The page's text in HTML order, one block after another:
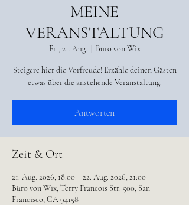
MEINE
VERANSTALTUNG
Fr., 21. Aug. Büro von Wix
Steigere hier die Vorfreude! Erzähle deinen Gästen
etwas über die anstehende Veranstaltung.
Antworten
Zeit & Ort
21. Aug. 2026, 18:00 – 22. Aug. 2026, 21:00
Büro von Wix, Terry Francois Str. 500, San
Francisco, CA 94158